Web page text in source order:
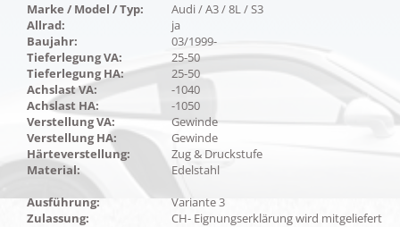
Marke / Model / Typ:
Audi / A3 / 8L / S3
Allrad:
ja
Baujahr:
03/1999-
Tieferlegung VA:
25-50
Tieferlegung HA:
25-50
Achslast VA:
-1040
Achslast HA:
-1050
Verstellung VA:
Gewinde
Verstellung HA:
Gewinde
Härteverstellung:
Zug & Druckstufe
Material:
Edelstahl
Ausführung:
Variante 3
Zulassung:
CH- Eignungserklärung wird mitgeliefert